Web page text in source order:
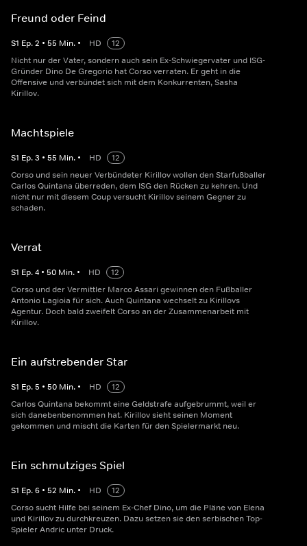
Freund oder Feind
S1 Ep.2 • 55 Min. • HD
12
Nicht nur der Vater, sondern auch sein Ex-Schwiegervater und ISG-
Gründer Dino De Gregorio hat Corso verraten. Er geht in die
Offensive und verbündet sich mit dem Konkurrenten, Sasha
Kirillov.
Machtspiele
S1 Ep.3 • 55 Min. • HD
12
Corso und sein neuer Verbündeter Kirillov wollen den Starfußballer
Carlos Quintana überreden, dem ISG den Rücken zu kehren. Und
nicht nur mit diesem Coup versucht Kirillov seinem Gegner zu
schaden.
Verrat
S1 Ep.4 • 50 Min. • HD
12
Corso und der Vermittler Marco Assari gewinnen den Fußballer
Antonio Lagioia für sich. Auch Quintana wechselt zu Kirillovs
Agentur. Doch bald zweifelt Corso an der Zusammenarbeit mit
Kirillov.
Ein aufstrebender Star
S1 Ep.5 • 50 Min. • HD
12
Carlos Quintana bekommt eine Geldstrafe aufgebrummt, weil er
sich danebenbenommen hat. Kirillov sieht seinen Moment
gekommen und mischt die Karten für den Spielermarkt neu.
Ein schmutziges Spiel
S1 Ep.6 • 52 Min. • HD
12
Corso sucht Hilfe bei seinem Ex-Chef Dino, um die Pläne von Elena
und Kirillov zu durchkreuzen. Dazu setzen sie den serbischen Top-
Spieler Andric unter Druck.